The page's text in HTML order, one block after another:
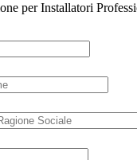
per Installatori